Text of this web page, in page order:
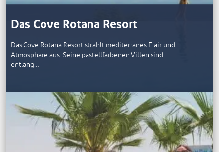
Das Cove Rotana Resort
Das Cove Rotana Resort strahlt mediterranes Flair und
Atmosphäre aus. Seine pastellfarbenen Villen sind
entlang…